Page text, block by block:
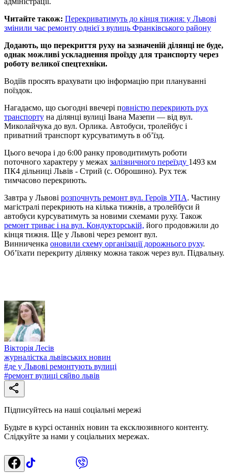
Читайте також: Перекриватимуть до кінця тижня: у Львові
змінили час ремонту однієї з вулиць Франківського району
Додають, що перекриття руху на зазначеній ділянці не буде,
однак можливі ускладнення проїзду для транспорту через
роботу великої спецтехніки.
Водіїв просять врахувати цю інформацію при плануванні
поїздок.
Нагадаємо, що сьогодні ввечері повністю перекриють рух
транспорту на ділянці вулиці Івана Мазепи — від вул.
Миколайчука до вул. Орлика. Автобуси, тролейбус і
приватний транспорт курсуватимуть в об’їзд.
Цього вечора і до 6:00 ранку проводитимуть роботи
поточного характеру у межах залізничного переїзду 1493 км
ПК4 дільниці Львів - Стрий (с. Оброшино). Рух теж
тимчасово перекриють.
Завтра у Львові розпочнуть ремонт вул. Героїв УПА. Частину
магістралі перекриють на кілька тижнів, а тролейбуси й
автобуси курсуватимуть за новими схемами руху. Також
ремонт триває і на вул. Кондукторській, його продовжили до
кінця тижня. Ще у Львові через ремонт вул.
Винниченка оновили схему організації дорожнього руху.
Об’їхати перекриту ділянку можна також через вул. Підвальну.
Вікторія Лесів
журналістка львівських новин
#де у Львові ремонтують вулиці
#ремонт вулиці сяйво львів
Підписуйтесь на наші соціальні мережі
Будьте в курсі останніх новин та ексклюзивного контенту.
Слідкуйте за нами у соціальних мережах.